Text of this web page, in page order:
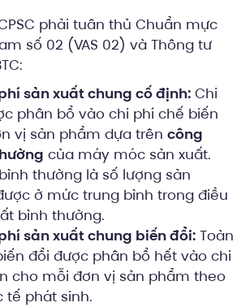
phải tuân thủ Chuẩn mực
số 02 (VAS 02) và Thông tư
sản xuất chung cố định: Chi
phân bổ vào chi phí chế biến
vị sản phẩm dựa trên công
của máy móc sản xuất.
thường là số lượng sản
ở mức trung bình trong điều
bình thường.
sản xuất chung biến đổi: Toàn
đổi được phân bổ hết vào chi
cho mỗi đơn vị sản phẩm theo
tế phát sinh.